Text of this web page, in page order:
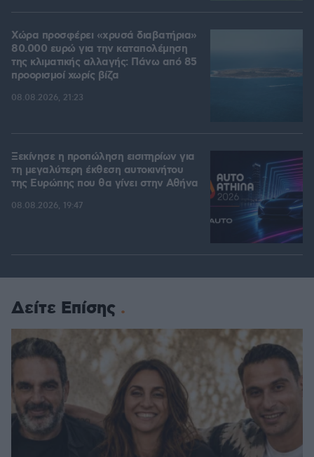
Χώρα προσφέρει «χρυσά διαβατήρια»
80.000 ευρώ για την καταπολέμηση
της κλιματικής αλλαγής: Πάνω από 85
προορισμοί χωρίς βίζα
08.08.2026, 21:23
Ξεκίνησε η προπώληση εισιτηρίων για
τη μεγαλύτερη έκθεση αυτοκινήτου
της Ευρώπης που θα γίνει στην Αθήνα
08.08.2026, 19:47
Δείτε Επίσης